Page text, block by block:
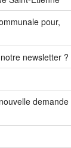
pour,
newsletter ?
demande